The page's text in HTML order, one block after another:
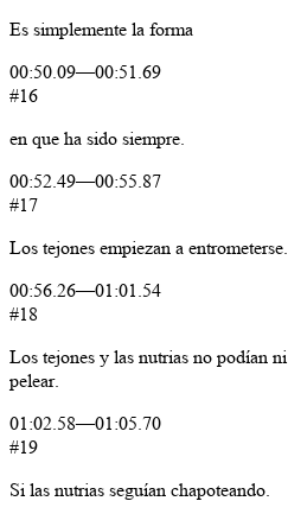
Es simplemente la forma
00:50.09—00:51.69
#16
en que ha sido siempre.
00:52.49—00:55.87
#17
Los tejones empiezan a entrometerse.
00:56.26—01:01.54
#18
Los tejones y las nutrias no podían ni
pelear.
01:02.58—01:05.70
#19
Si las nutrias seguían chapoteando.